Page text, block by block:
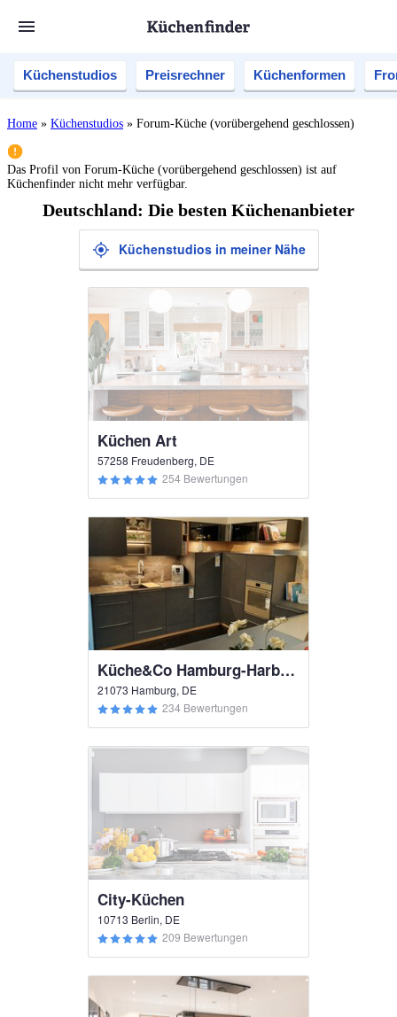
Küchenstudios Preisrechner Küchenformen
Home » Küchenstudios » Forum-Küche (vorübergehend geschlossen)
Das Profil von Forum-Küche (vorübergehend geschlossen) ist auf
Küchenfinder nicht mehr verfügbar.
Deutschland: Die besten Küchenanbieter
Küchenstudios in meiner Nähe
Küchen Art
57258 Freudenberg, DE
254 Bewertungen
Küche&Co Hamburg-Harburg
21073 Hamburg, DE
234 Bewertungen
City-Küchen
10713 Berlin, DE
209 Bewertungen